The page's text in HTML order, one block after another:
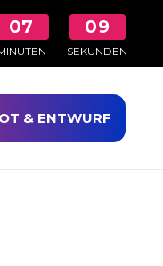
07 08
SEKUNDEN
& ENTWURF